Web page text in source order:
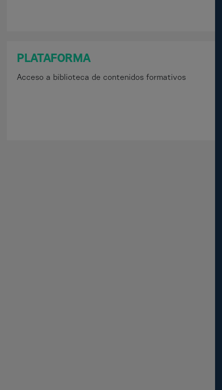
PLATAFORMA
Acceso a biblioteca de contenidos formativos